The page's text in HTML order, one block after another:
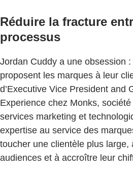
Réduire la fracture
processus
Jordan Cuddy a une obsession
proposent les marques à leur
d’Executive Vice President and
Experience chez Monks,
services marketing et
expertise au service des
toucher une clientèle plus large,
audiences et à accroître leur